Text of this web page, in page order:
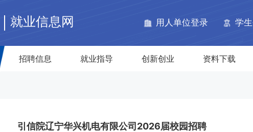
就业信息网 用人单位登录 学
招聘信息 就业指导 创新创业 资料下载
引信院辽宁华兴机电有限公司2026届校园招聘